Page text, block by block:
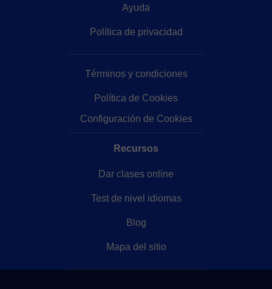
Ayuda
Política de privacidad
Términos y condiciones
Política de Cookies
Configuración de Cookies
Recursos
Dar clases online
Test de nivel idiomas
Blog
Mapa del sitio